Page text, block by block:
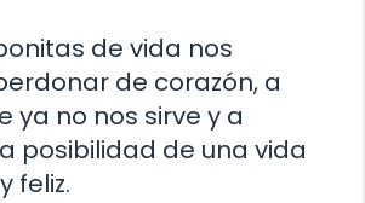
de vida nos
de corazón, a
ya no nos sirve y a
posibilidad de una vida
feliz.